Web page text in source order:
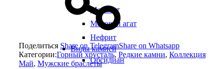
Малахит
Моховой агат
Нефрит
Виды камней
Обсидиан
Поделиться Share on TelegramShare on Whatsapp
Категории:Горный хрусталь, Редкие камни, Коллекция
Май, Мужские браслеты